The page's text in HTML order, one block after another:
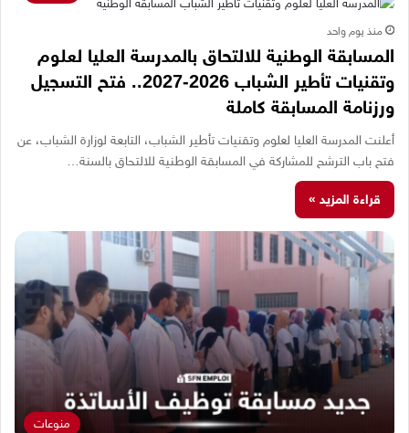
منذ يوم واحد
المسابقة الوطنية للالتحاق بالمدرسة العليا لعلوم
وتقنيات تأطير الشباب 2026-2027.. فتح التسجيل
ورزنامة المسابقة كاملة
أعلنت المدرسة العليا لعلوم وتقنيات تأطير الشباب، التابعة لوزارة الشباب، عن
فتح باب الترشح للمشاركة في المسابقة الوطنية للالتحاق بالسنة…
قراءة المزيد »
منوعات